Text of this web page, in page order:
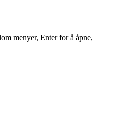
menyer, Enter for å åpne,